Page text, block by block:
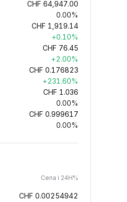
CHF 64,947.00
0.00%
CHF 1,919.14
+0.10%
CHF 76.45
+2.00%
CHF 0.176823
+231.60%
CHF 1.036
0.00%
CHF 0.999617
0.00%
Cena i 24H%
CHF 0.00254942